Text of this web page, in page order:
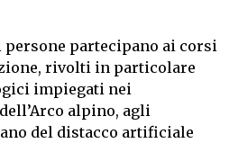
persone partecipano ai corsi
rivolti in particolare
impiegati nei
alpino, agli
del distacco artificiale